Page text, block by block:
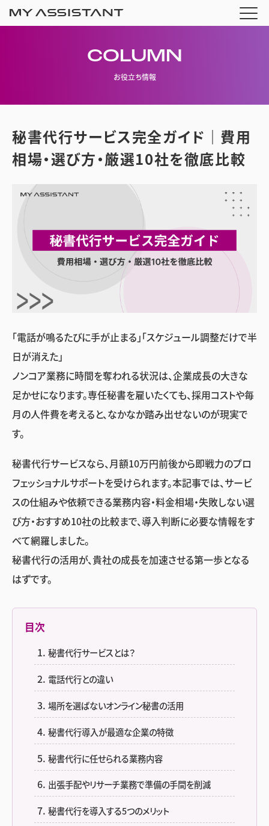
COLUMN
お役立ち情報
秘書代行サービス完全ガイド｜費用
相場・選び方・厳選10社を徹底比較
「電話が鳴るたびに手が止まる」「スケジュール調整だけで半
日が消えた」
ノンコア業務に時間を奪われる状況は、企業成長の大きな
足かせになります。専任秘書を雇いたくても、採用コストや毎
月の人件費を考えると、なかなか踏み出せないのが現実で
す。
秘書代行サービスなら、月額10万円前後から即戦力のプロ
フェッショナルサポートを受けられます。本記事では、サービ
スの仕組みや依頼できる業務内容・料金相場・失敗しない選
び方・おすすめ10社の比較まで、導入判断に必要な情報をす
べて網羅しました。
秘書代行の活用が、貴社の成長を加速させる第一歩となる
はずです。
目次
秘書代行サービスとは？
電話代行との違い
場所を選ばないオンライン秘書の活用
秘書代行導入が最適な企業の特徴
秘書代行に任せられる業務内容
出張手配やリサーチ業務で準備の手間を削減
秘書代行を導入する5つのメリット